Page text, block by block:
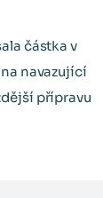
částka v
navazující
přípravu